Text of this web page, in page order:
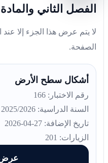
الفصل الثاني
لا يتم عرض هذا الجزء إلا عند
الصفحة.
أشكال سطح الأرض
رقم الاختبار: 166
السنة الدراسية: 2025/2026
تاريخ الإضافة: 27-04-2026
الزيارات: 201
عرض